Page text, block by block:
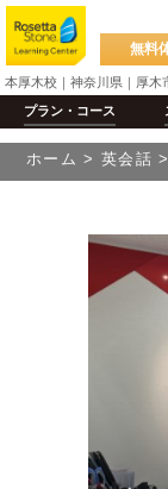
本厚木校｜神奈川県｜厚木
無料
プラン・コース
ホーム > 英会話 >